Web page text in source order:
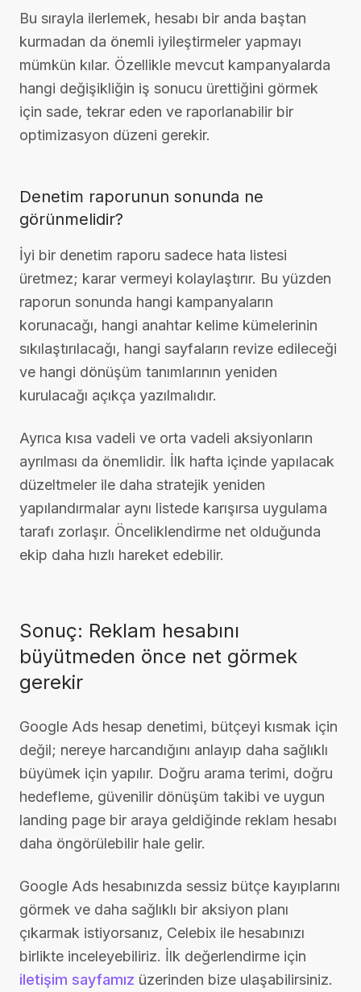
Bu sırayla ilerlemek, hesabı bir anda baştan
kurmadan da önemli iyileştirmeler yapmayı
mümkün kılar. Özellikle mevcut kampanyalarda
hangi değişikliğin iş sonucu ürettiğini görmek
için sade, tekrar eden ve raporlanabilir bir
optimizasyon düzeni gerekir.
Denetim raporunun sonunda ne
görünmelidir?
İyi bir denetim raporu sadece hata listesi
üretmez; karar vermeyi kolaylaştırır. Bu yüzden
raporun sonunda hangi kampanyaların
korunacağı, hangi anahtar kelime kümelerinin
sıkılaştırılacağı, hangi sayfaların revize edileceği
ve hangi dönüşüm tanımlarının yeniden
kurulacağı açıkça yazılmalıdır.
Ayrıca kısa vadeli ve orta vadeli aksiyonların
ayrılması da önemlidir. İlk hafta içinde yapılacak
düzeltmeler ile daha stratejik yeniden
yapılandırmalar aynı listede karışırsa uygulama
tarafı zorlaşır. Önceliklendirme net olduğunda
ekip daha hızlı hareket edebilir.
Sonuç: Reklam hesabını
büyütmeden önce net görmek
gerekir
Google Ads hesap denetimi, bütçeyi kısmak için
değil; nereye harcandığını anlayıp daha sağlıklı
büyümek için yapılır. Doğru arama terimi, doğru
hedefleme, güvenilir dönüşüm takibi ve uygun
landing page bir araya geldiğinde reklam hesabı
daha öngörülebilir hale gelir.
Google Ads hesabınızda sessiz bütçe kayıplarını
görmek ve daha sağlıklı bir aksiyon planı
çıkarmak istiyorsanız, Celebix ile hesabınızı
birlikte inceleyebiliriz. İlk değerlendirme için
iletişim sayfamız üzerinden bize ulaşabilirsiniz.